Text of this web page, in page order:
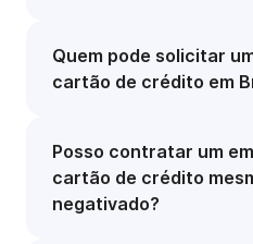
Quem pode solicitar
cartão de crédito em
Posso contratar um
cartão de crédito
negativado?